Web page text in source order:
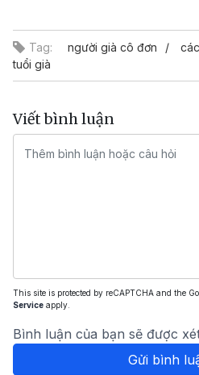
Tag: người già cô đơn
tuổi già
Viết bình luận
This site is protected by reCAPTCHA and the
Service apply.
Bình luận của bạn sẽ được
Gửi bình